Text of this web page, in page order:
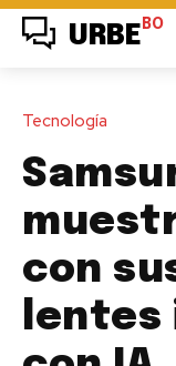
URBE BO
Tecnología
con